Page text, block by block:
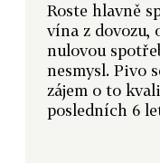
Roste hlavně
vína z dovozu,
nulovou
nesmysl. Pivo
zájem o to
posledních 6